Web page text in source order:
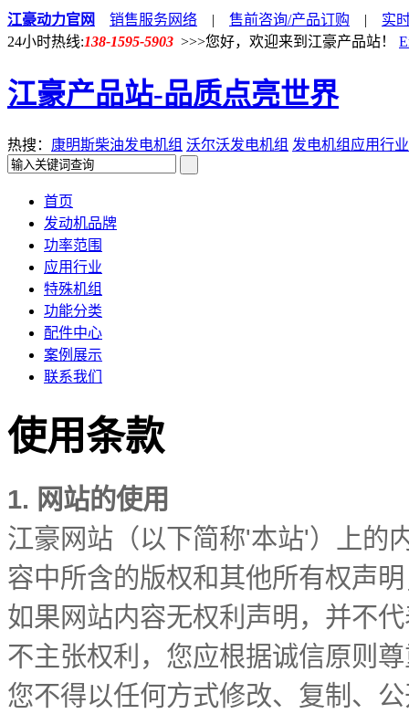
江豪动力官网 销售服务网络 | 售前咨询/产品订购 | 实
24小时热线:138-1595-5903 >>>您好，欢迎来到江豪产品站！
江豪产品站-品质点亮世界
热搜： 康明斯柴油发电机组 沃尔沃发电机组 发电机组应用行业
首页
发动机品牌
功率范围
应用行业
特殊机组
功能分类
配件中心
案例展示
联系我们
使用条款
1. 网站的使用
江豪网站（以下简称'本站'）上的
容中所含的版权和其他所有权声
如果网站内容无权利声明，并不
不主张权利，您应根据诚信原则
您不得以任何方式修改、复制、